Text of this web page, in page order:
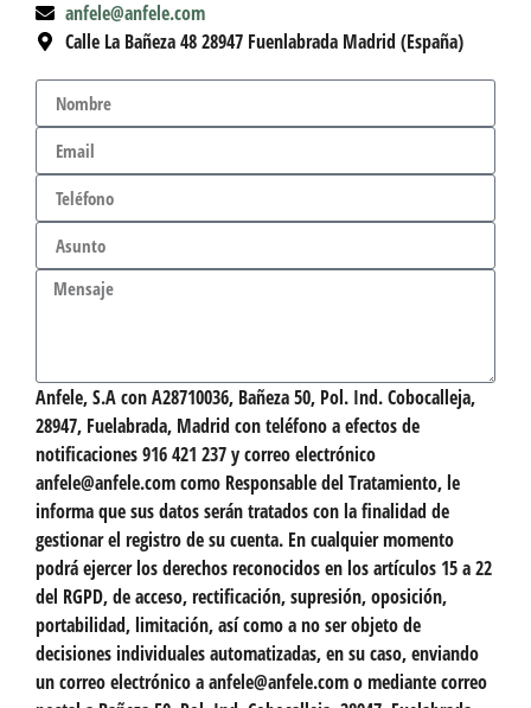
anfele@anfele.com
Calle La Bañeza 48 28947 Fuenlabrada Madrid (España)
Anfele, S.A con A28710036, Bañeza 50, Pol. Ind. Cobocalleja,
28947, Fuelabrada, Madrid con teléfono a efectos de
notificaciones 916 421 237 y correo electrónico
anfele@anfele.com como Responsable del Tratamiento, le
informa que sus datos serán tratados con la finalidad de
gestionar el registro de su cuenta. En cualquier momento
podrá ejercer los derechos reconocidos en los artículos 15 a 22
del RGPD, de acceso, rectificación, supresión, oposición,
portabilidad, limitación, así como a no ser objeto de
decisiones individuales automatizadas, en su caso, enviando
un correo electrónico a anfele@anfele.com o mediante correo